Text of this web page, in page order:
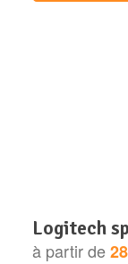
logitech
à partir de